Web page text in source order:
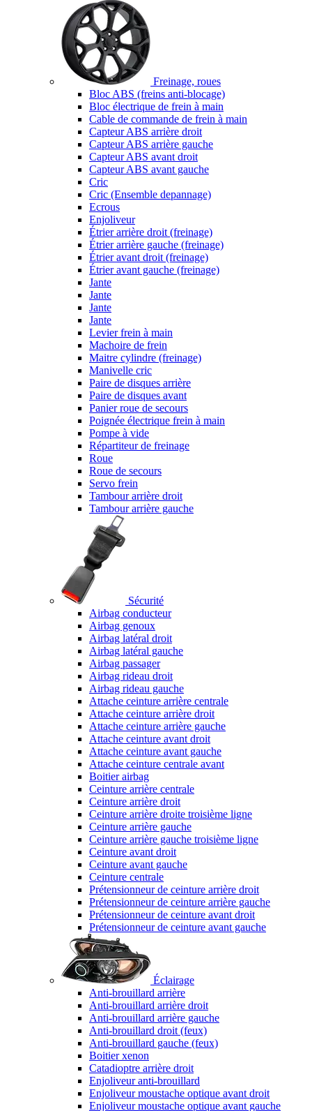
Freinage, roues
Bloc ABS (freins anti-blocage)
Bloc électrique de frein à main
Cable de commande de frein à main
Capteur ABS arrière droit
Capteur ABS arrière gauche
Capteur ABS avant droit
Capteur ABS avant gauche
Cric
Cric (Ensemble depannage)
Ecrous
Enjoliveur
Étrier arrière droit (freinage)
Étrier arrière gauche (freinage)
Étrier avant droit (freinage)
Étrier avant gauche (freinage)
Jante
Jante
Jante
Jante
Levier frein à main
Machoire de frein
Maitre cylindre (freinage)
Manivelle cric
Paire de disques arrière
Paire de disques avant
Panier roue de secours
Poignée électrique frein à main
Pompe à vide
Répartiteur de freinage
Roue
Roue de secours
Servo frein
Tambour arrière droit
Tambour arrière gauche
Sécurité
Airbag conducteur
Airbag genoux
Airbag latéral droit
Airbag latéral gauche
Airbag passager
Airbag rideau droit
Airbag rideau gauche
Attache ceinture arrière centrale
Attache ceinture arrière droit
Attache ceinture arrière gauche
Attache ceinture avant droit
Attache ceinture avant gauche
Attache ceinture centrale avant
Boitier airbag
Ceinture arrière centrale
Ceinture arrière droit
Ceinture arrière droite troisième ligne
Ceinture arrière gauche
Ceinture arrière gauche troisième ligne
Ceinture avant droit
Ceinture avant gauche
Ceinture centrale
Prétensionneur de ceinture arrière droit
Prétensionneur de ceinture arrière gauche
Prétensionneur de ceinture avant droit
Prétensionneur de ceinture avant gauche
Éclairage
Anti-brouillard arrière
Anti-brouillard arrière droit
Anti-brouillard arrière gauche
Anti-brouillard droit (feux)
Anti-brouillard gauche (feux)
Boitier xenon
Catadioptre arrière droit
Enjoliveur anti-brouillard
Enjoliveur moustache optique avant droit
Enjoliveur moustache optique avant gauche